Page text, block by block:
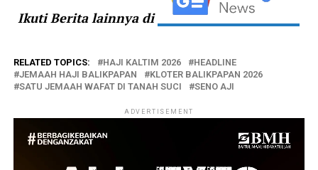
Ikuti Berita lainnya di
RELATED TOPICS: HAJI KALTIM 2026
HEADLINE
JEMAAH HAJI BALIKPAPAN
KLOTER BALIKPAPAN 2026
SATU JEMAAH WAFAT DI TANAH SUCI
SENO AJI
ADVERTISEMENT